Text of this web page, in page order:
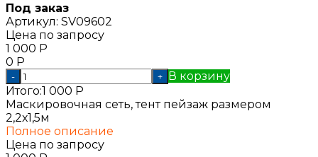
Под заказ
Артикул: SV09602
Цена по запросу
1 000 Р
0 Р
- + В корзину
Итого:1 000 Р
Маскировочная сеть, тент пейзаж размером
2,2х1,5м
Полное описание
Цена по запросу